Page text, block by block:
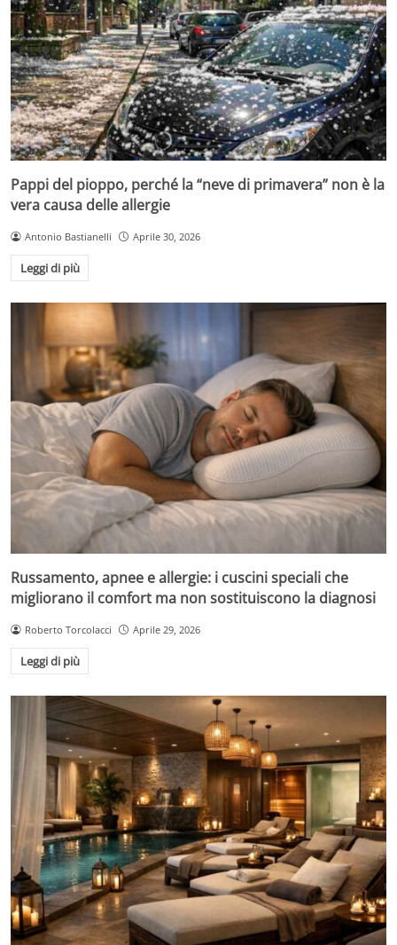
Pappi del pioppo, perché la “neve di primavera” non è la
vera causa delle allergie
Antonio Bastianelli Aprile 30, 2026
Leggi di più
Russamento, apnee e allergie: i cuscini speciali che
migliorano il comfort ma non sostituiscono la diagnosi
Roberto Torcolacci Aprile 29, 2026
Leggi di più